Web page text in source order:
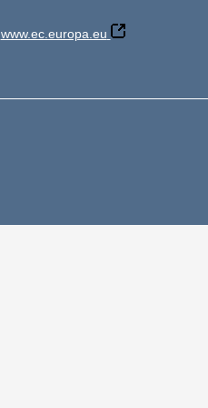
www.ec.europa.eu